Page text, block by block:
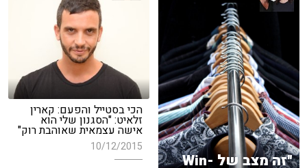
"זה מצב של Win-
הכי בסטייל והפעם: קארין
זלאיט: "הסגנון שלי הוא
אישה עצמאית שאוהבת רוק"
10/12/2015